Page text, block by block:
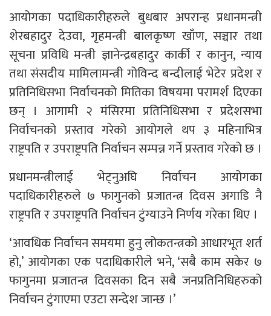
आयोगका पदाधिकारीहरुले बुधबार अपरान्ह प्रधानमन्त्री
शेरबहादुर देउवा, गृहमन्त्री बालकृष्ण खाँण, सञ्चार तथा
सूचना प्रविधि मन्त्री ज्ञानेन्द्रबहादुर कार्की र कानुन, न्याय
तथा संसदीय मामिलामन्त्री गोविन्द बन्दीलाई भेटेर प्रदेश र
प्रतिनिधिसभा निर्वाचनको मितिका विषयमा परामर्श दिएका
छन् । आगामी २ मंसिरमा प्रतिनिधिसभा र प्रदेशसभा
निर्वाचनको प्रस्ताव गरेको आयोगले थप ३ महिनाभित्र
राष्ट्रपति र उपराष्ट्रपति निर्वाचन सम्पन्न गर्ने प्रस्ताव गरेको छ ।
प्रधानमन्त्रीलाई भेट्नुअघि निर्वाचन आयोगका
पदाधिकारीहरुले ७ फागुनको प्रजातन्त्र दिवस अगाडि नै
राष्ट्रपति र उपराष्ट्रपति निर्वाचन टुंग्याउने निर्णय गरेका थिए ।
‘आवधिक निर्वाचन समयमा हुनु लोकतन्त्रको आधारभूत शर्त
हो,’ आयोगका एक पदाधिकारीले भने, ‘सबै काम सकेर ७
फागुनमा प्रजातन्त्र दिवसका दिन सबै जनप्रतिनिधिहरुको
निर्वाचन टुंगाएमा एउटा सन्देश जान्छ ।’